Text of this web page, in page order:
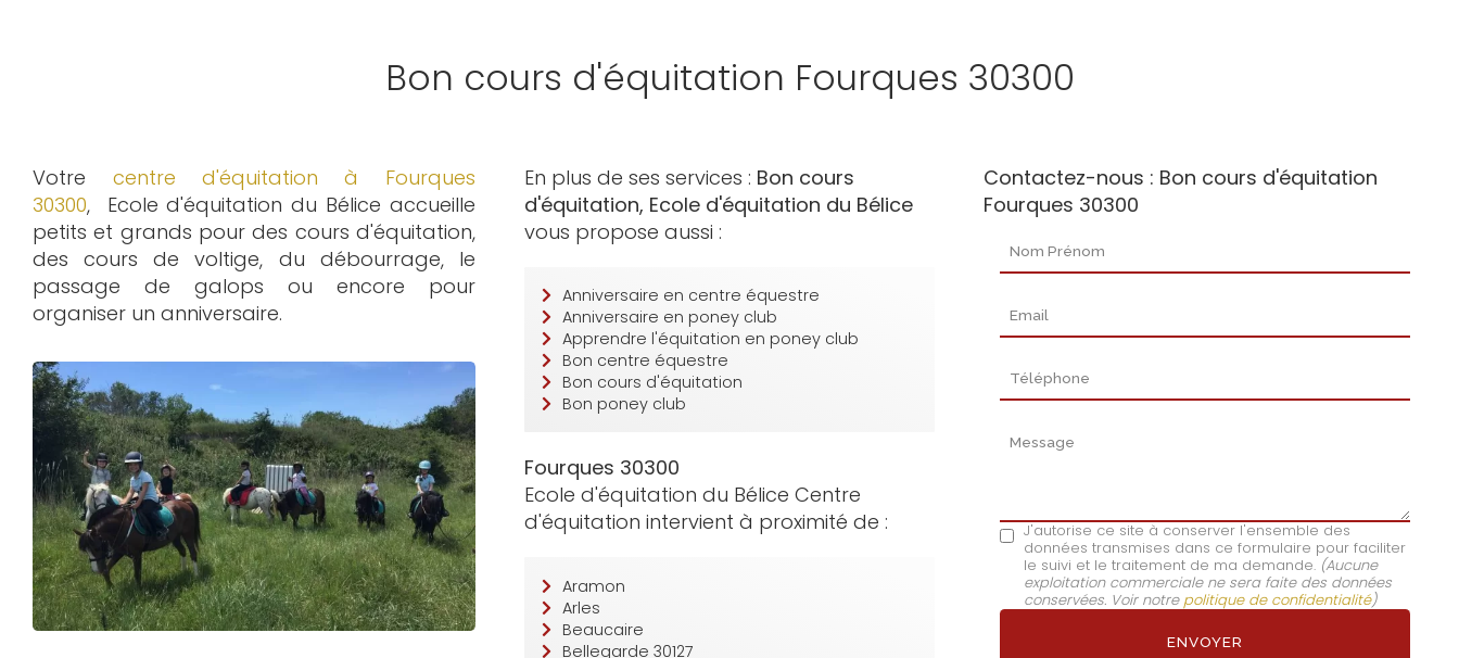
Bon cours d'équitation Fourques 30300
Votre centre d'équitation à Fourques
30300, Ecole d'équitation du Bélice accueille
petits et grands pour des cours d'équitation,
des cours de voltige, du débourrage, le
passage de galops ou encore pour
organiser un anniversaire.
En plus de ses services : Bon cours
d'équitation, Ecole d'équitation du Bélice
vous propose aussi :
Anniversaire en centre équestre
Anniversaire en poney club
Apprendre l'équitation en poney club
Bon centre équestre
Bon cours d'équitation
Bon poney club
Fourques 30300
Ecole d'équitation du Bélice Centre
d'équitation intervient à proximité de :
Aramon
Arles
Beaucaire
Bellegarde 30127
Contactez-nous : Bon cours d'équitation
Fourques 30300
Nom Prénom
Email
Téléphone
Message
J'autorise ce site à conserver l'ensemble des
données transmises dans ce formulaire pour faciliter
le suivi et le traitement de ma demande. (Aucune
exploitation commerciale ne sera faite des données
conservées. Voir notre politique de confidentialité)